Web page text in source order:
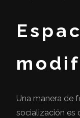
Una manera de
socialización es